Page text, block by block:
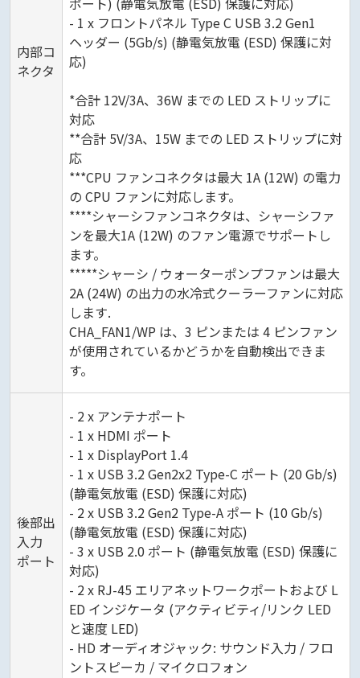
内部コ
ネクタ
- 1 x フロントパネル Type C USB 3.2 Gen1
ヘッダー (5Gb/s) (静電気放電 (ESD) 保護に対
応)
*合計 12V/3A、36W までの LED ストリップに
対応
**合計 5V/3A、15W までの LED ストリップに対
応
***CPU ファンコネクタは最大 1A (12W) の電力
の CPU ファンに対応します。
****シャーシファンコネクタは、シャーシファ
ンを最大1A (12W) のファン電源でサポートし
ます。
*****シャーシ / ウォーターポンプファンは最大
2A (24W) の出力の水冷式クーラーファンに対応
します.
CHA_FAN1/WP は、3 ピンまたは 4 ピンファン
が使用されているかどうかを自動検出できま
す。
後部出
入力
ポート
- 2 x アンテナポート
- 1 x HDMI ポート
- 1 x DisplayPort 1.4
- 1 x USB 3.2 Gen2x2 Type-C ポート (20 Gb/s)
(静電気放電 (ESD) 保護に対応)
- 2 x USB 3.2 Gen2 Type-A ポート (10 Gb/s)
(静電気放電 (ESD) 保護に対応)
- 3 x USB 2.0 ポート (静電気放電 (ESD) 保護に
対応)
- 2 x RJ-45 エリアネットワークポートおよび L
ED インジケータ (アクティビティ/リンク LED
と速度 LED)
- HD オーディオジャック: サウンド入力 / フロ
ントスピーカ / マイクロフォン